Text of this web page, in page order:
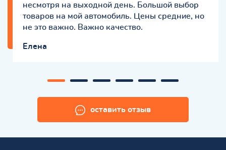
несмотря на выходной день. Большой выбор
товаров на мой автомобиль. Цены средние, но
не это важно. Важно качество.
Елена
оставить отзыв